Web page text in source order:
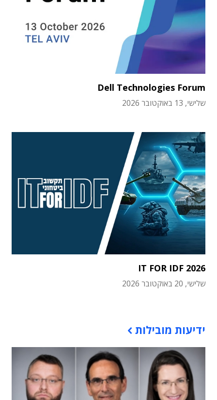
Dell Technologies Forum
שלישי, 13 באוקטובר 2026
IT FOR IDF 2026
שלישי, 20 באוקטובר 2026
ידיעות מובילות